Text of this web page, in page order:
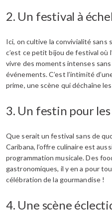
2. Un festival à
Ici, on cultive la convivialité sans
c’est ce petit bijou de festival où
vivre des moments intenses
événements. C’est l’intimité
prime, une scène qui déchaîne
3. Un festin pour
Que serait un festival sans de
Caribana, l’offre culinaire est
programmation musicale. Des
gastronomiques, il y en a pour
célébration de la gourmandise !
4. Une scène